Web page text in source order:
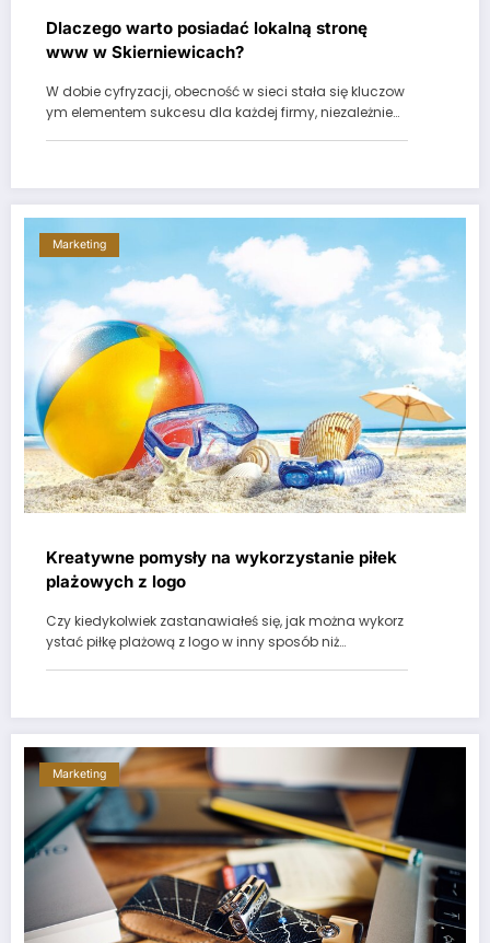
Dlaczego warto posiadać lokalną stronę
www w Skierniewicach?
W dobie cyfryzacji, obecność w sieci stała się kluczow
ym elementem sukcesu dla każdej firmy, niezależnie…
Marketing
Kreatywne pomysły na wykorzystanie piłek
plażowych z logo
Czy kiedykolwiek zastanawiałeś się, jak można wykorz
ystać piłkę plażową z logo w inny sposób niż…
Marketing